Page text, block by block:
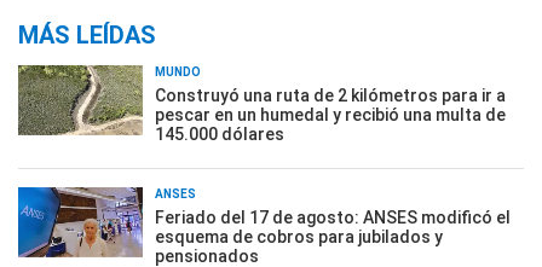
MÁS LEÍDAS
MUNDO
Construyó una ruta de 2 kilómetros para ir a
pescar en un humedal y recibió una multa de
145.000 dólares
ANSES
Feriado del 17 de agosto: ANSES modificó el
esquema de cobros para jubilados y
pensionados